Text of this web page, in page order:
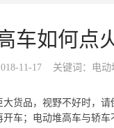
车如何点
11-17 关键词：电动
货品，视野不好时，
车；电动堆高车与轿